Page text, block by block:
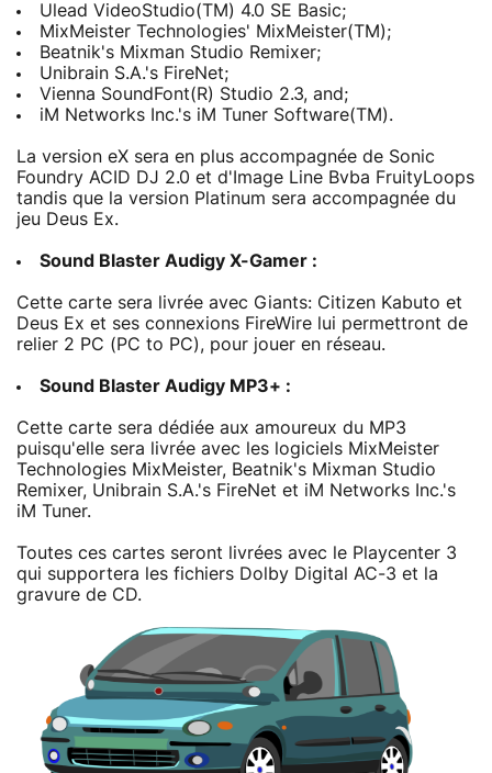
Ulead VideoStudio(TM) 4.0 SE Basic;
MixMeister Technologies' MixMeister(TM);
Beatnik's Mixman Studio Remixer;
Unibrain S.A.'s FireNet;
Vienna SoundFont(R) Studio 2.3, and;
iM Networks Inc.'s iM Tuner Software(TM).
La version eX sera en plus accompagnée de Sonic
Foundry ACID DJ 2.0 et d'Image Line Bvba FruityLoops
tandis que la version Platinum sera accompagnée du
jeu Deus Ex.
Sound Blaster Audigy X-Gamer :
Cette carte sera livrée avec Giants: Citizen Kabuto et
Deus Ex et ses connexions FireWire lui permettront de
relier 2 PC (PC to PC), pour jouer en réseau.
Sound Blaster Audigy MP3+ :
Cette carte sera dédiée aux amoureux du MP3
puisqu'elle sera livrée avec les logiciels MixMeister
Technologies MixMeister, Beatnik's Mixman Studio
Remixer, Unibrain S.A.'s FireNet et iM Networks Inc.'s
iM Tuner.
Toutes ces cartes seront livrées avec le Playcenter 3
qui supportera les fichiers Dolby Digital AC-3 et la
gravure de CD.